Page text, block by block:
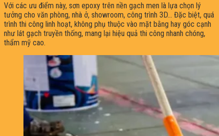
Với các ưu điểm này, sơn epoxy trên nền gạch men là lựa chọn lý
tưởng cho văn phòng, nhà ở, showroom, công trình 3D… Đặc biệt, quá
trình thi công linh hoạt, không phụ thuộc vào mặt bằng hay góc cạnh
như lát gạch truyền thống, mang lại hiệu quả thi công nhanh chóng,
thẩm mỹ cao.